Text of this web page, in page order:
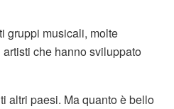
gruppi musicali, molte
che hanno sviluppato
altri paesi. Ma quanto è bello